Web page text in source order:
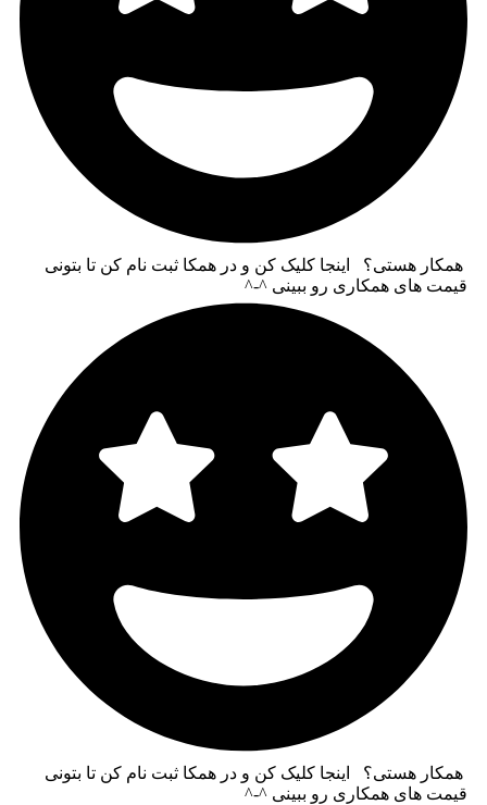
همکار هستی؟ اینجا کلیک کن و در همکا ثبت نام کن تا بتونی
قیمت های همکاری رو ببینی ^-^
همکار هستی؟ اینجا کلیک کن و در همکا ثبت نام کن تا بتونی
قیمت های همکاری رو ببینی ^-^